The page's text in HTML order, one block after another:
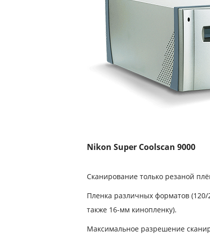
Nikon Super Coolscan 9000
Сканирование только резаной
Пленка различных форматов (120/
также 16-мм кинопленку).
Максимальное разрешение